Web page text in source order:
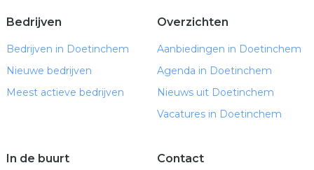
Bedrijven
Bedrijven in Doetinchem
Nieuwe bedrijven
Meest actieve bedrijven
Overzichten
Aanbiedingen in Doetinchem
Agenda in Doetinchem
Nieuws uit Doetinchem
Vacatures in Doetinchem
In de buurt Contact